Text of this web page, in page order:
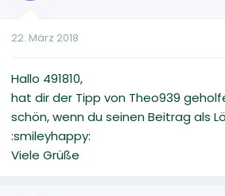
22. März 2018
Hallo 491810,
hat dir der Tipp von Theo939
schön, wenn du seinen Beitrag als
:smileyhappy:
Viele Grüße